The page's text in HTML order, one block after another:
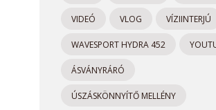
VIDEÓ VLOG VÍZIINTERJÚ
WAVESPORT HYDRA 452
ÁSVÁNYRÁRÓ
ÚSZÁSKÖNNYÍTŐ MELLÉNY